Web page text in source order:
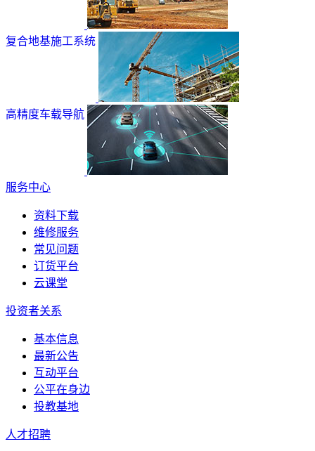
复合地基施工系统
高精度车载导航
服务中心
资料下载
维修服务
常见问题
订货平台
云课堂
投资者关系
基本信息
最新公告
互动平台
公平在身边
投教基地
人才招聘